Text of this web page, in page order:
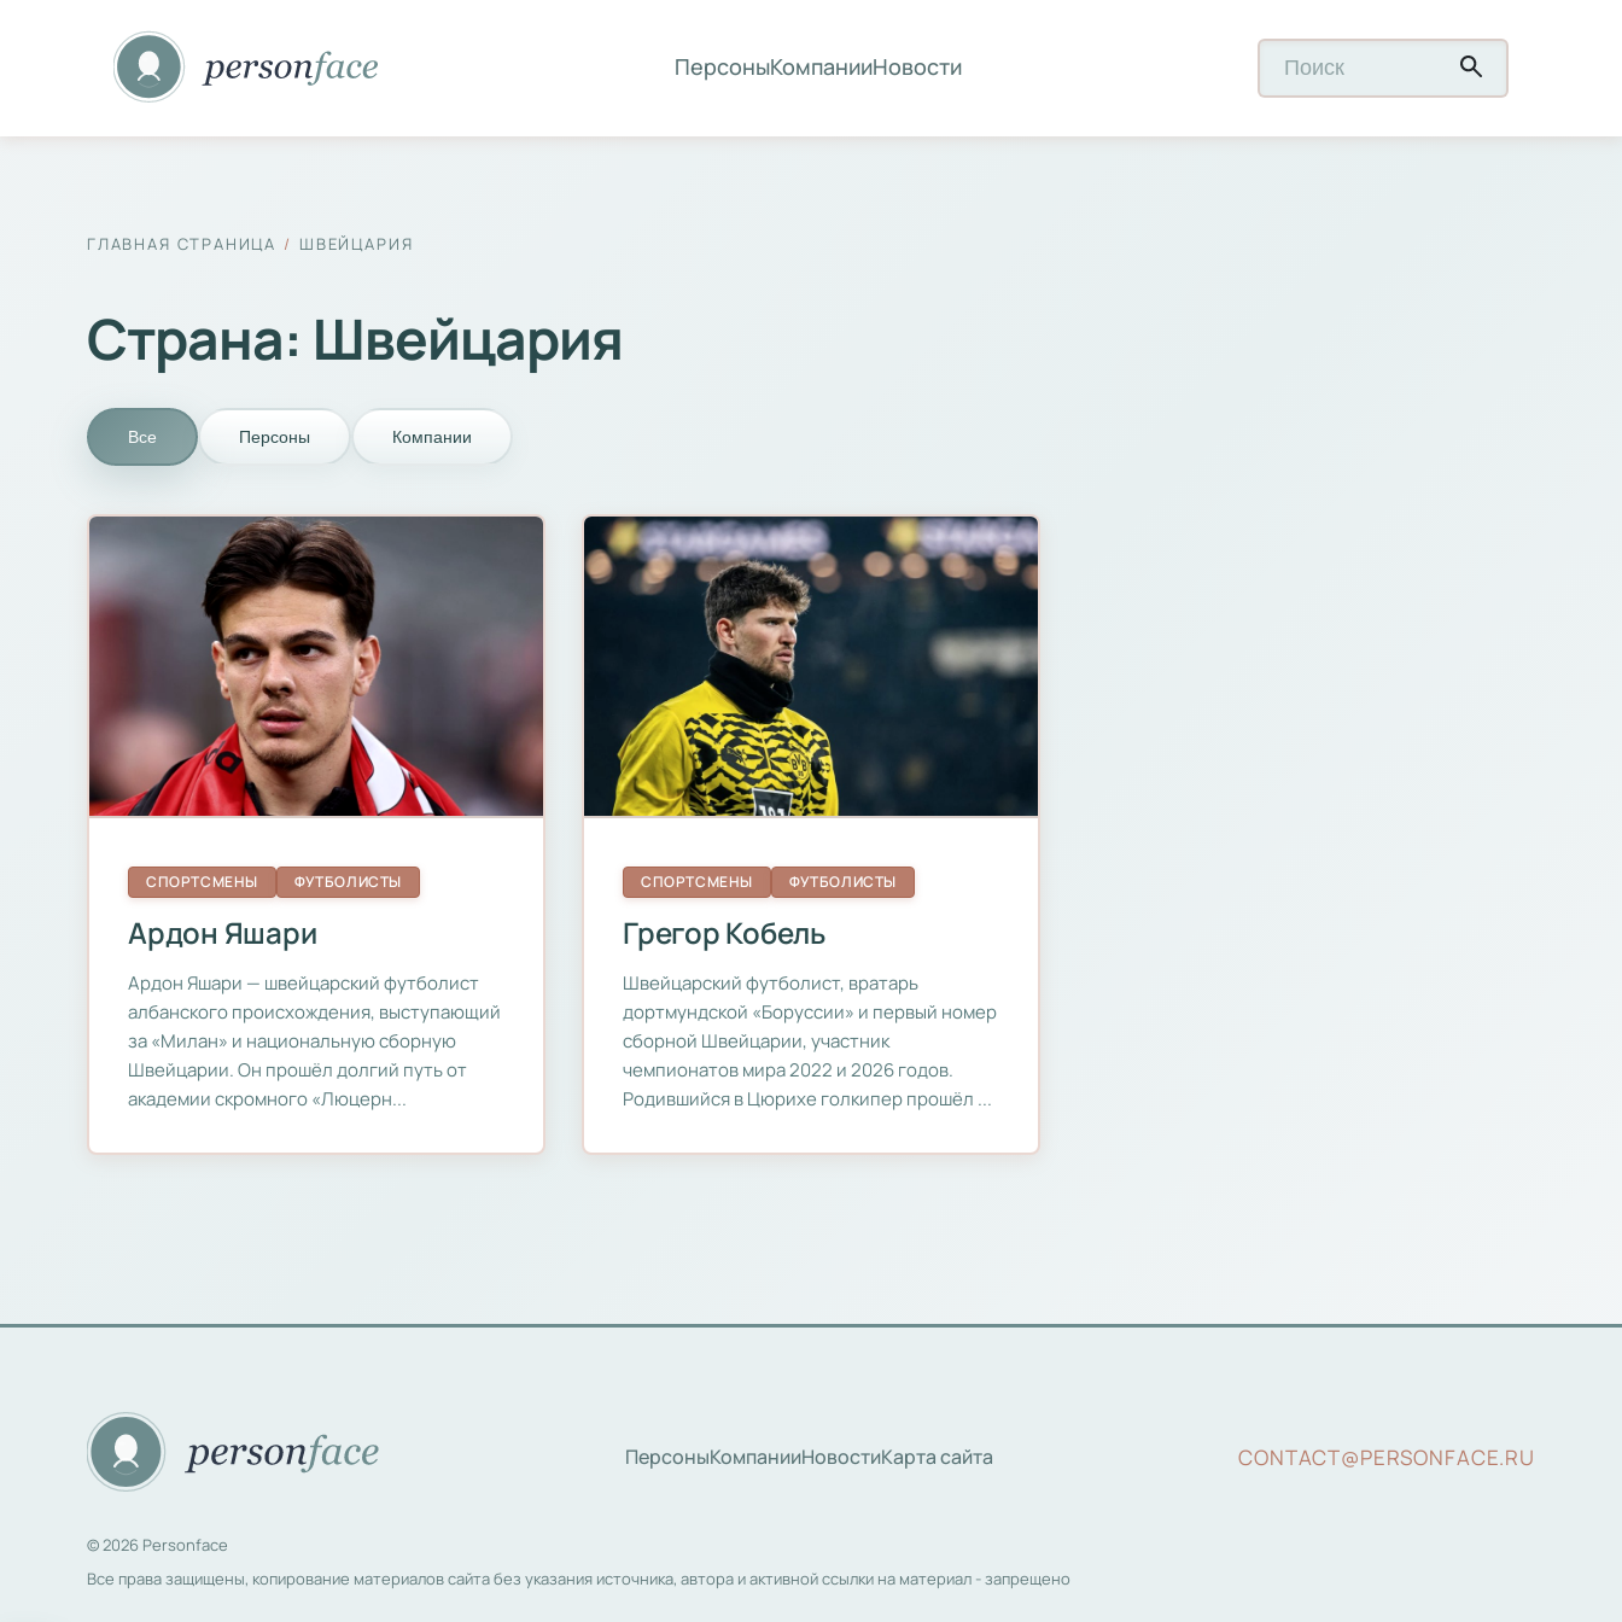
ПерсоныКомпанииНовости
ГЛАВНАЯ СТРАНИЦА ШВЕЙЦАРИЯ
Страна: Швейцария
Все Персоны Компании
СПОРТСМЕНЫ ФУТБОЛИСТЫ
Ардон Яшари
Ардон Яшари — швейцарский футболист
албанского происхождения, выступающий
за «Милан» и национальную сборную
Швейцарии. Он прошёл долгий путь от
академии скромного «Люцерн...
СПОРТСМЕНЫ ФУТБОЛИСТЫ
Грегор Кобель
Швейцарский футболист, вратарь
дортмундской «Боруссии» и первый номер
сборной Швейцарии, участник
чемпионатов мира 2022 и 2026 годов.
Родившийся в Цюрихе голкипер прошёл ...
ПерсоныКомпанииНовостиКарта сайта CONTACT@PERSONFACE.RU
© 2026 Personface
Все права защищены, копирование материалов сайта без указания источника, автора и активной ссылки на материал - запрещено